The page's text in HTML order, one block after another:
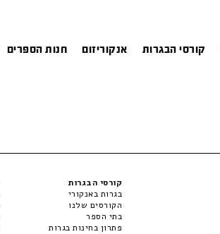
קורסי הבגרות אנקוריזום חנות הספרים
קורסי הבגרות
בגרות באנקורי
הקורסים שלנו
בתי הספר
פתרון בחינות בגרות